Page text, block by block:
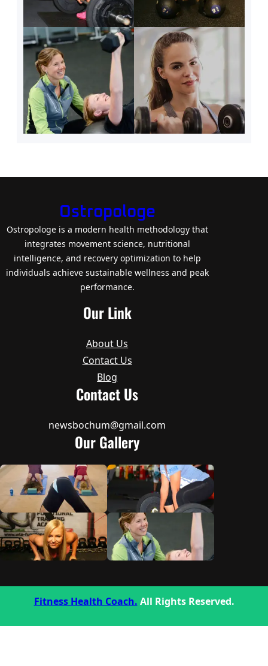
Ostropologe
Ostropologe is a modern health methodology that
integrates movement science, nutritional
intelligence, and recovery optimization to help
individuals achieve sustainable wellness and peak
performance.
Our Link
About Us
Contact Us
Blog
Contact Us
newsbochum@gmail.com
Our Gallery
Fitness Health Coach. All Rights Reserved.